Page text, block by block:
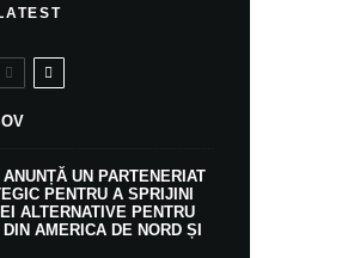
UN PARTENERIAT
PENTRU A SPRIJINI
ALTERNATIVE PENTRU
AMERICA DE NORD ȘI